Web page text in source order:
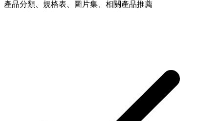
產品分類、規格表、圖片集、相關產品推薦